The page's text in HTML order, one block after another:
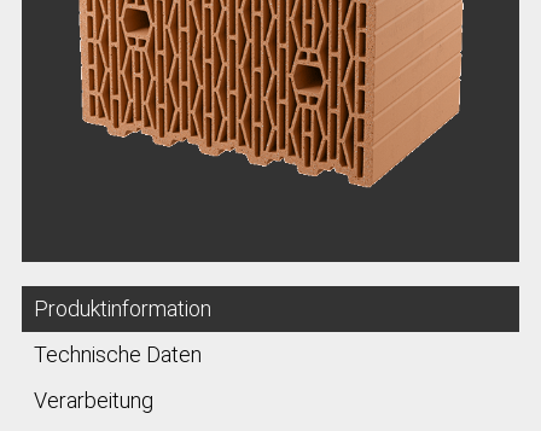
Produktinformation
Technische Daten
Verarbeitung